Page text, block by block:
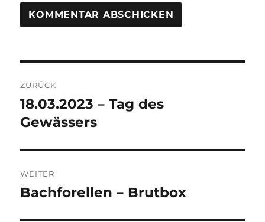
ZURÜCK
Vorheriger
Beitrag:
18.03.2023 – Tag des
Gewässers
WEITER
Nächster
Bachforellen – Brutbox